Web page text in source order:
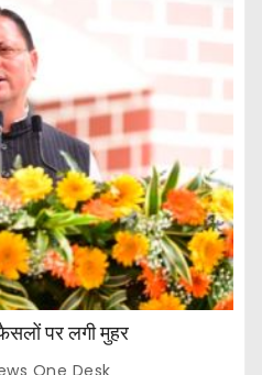
पर लगी मुहर